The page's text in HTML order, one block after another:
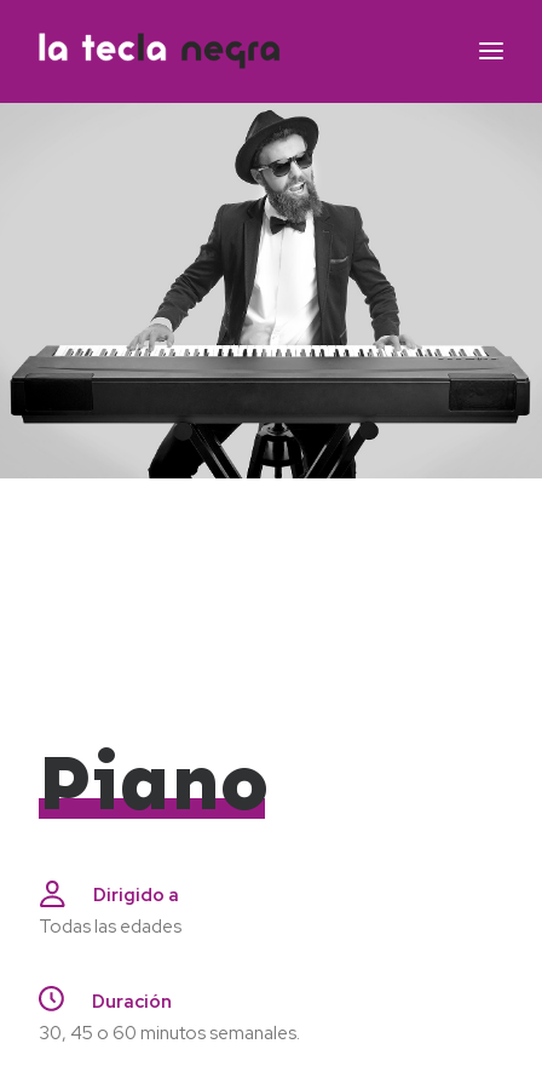
Clases
Equipo Teclero
Contacto
¿Dudas?
Piano
Dirigido a
Todas las edades
Duración
30, 45 o 60 minutos semanales.